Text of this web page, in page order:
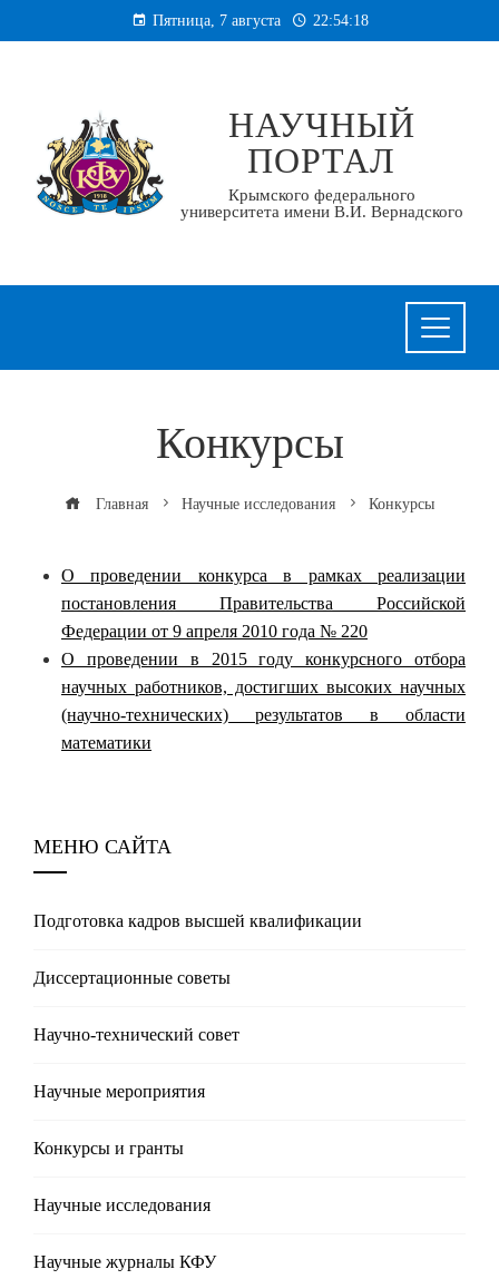
к
Пятница, 7 августа 22:54:18
НАУЧНЫЙ
ПОРТАЛ
Крымского федерального
университета имени В.И. Вернадского
Конкурсы
Главная Научные исследования Конкурсы
О проведении конкурса в рамках реализации
постановления Правительства Российской
Федерации от 9 апреля 2010 года № 220
О проведении в 2015 году конкурсного отбора
научных работников, достигших высоких научных
(научно-технических) результатов в области
математики
МЕНЮ САЙТА
Подготовка кадров высшей квалификации
Диссертационные советы
Научно-технический совет
Научные мероприятия
Конкурсы и гранты
Научные исследования
Научные журналы КФУ